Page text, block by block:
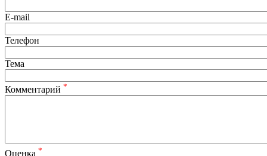
E-mail
Телефон
Тема
Комментарий *
Оценка *